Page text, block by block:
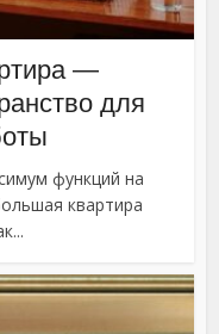
—
для
функций на
квартира